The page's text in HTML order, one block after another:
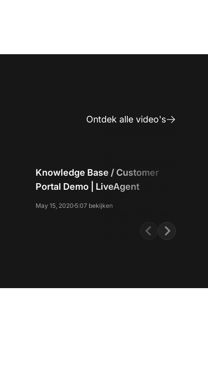
Ontdek alle video's
Knowledge Base / Customer
Portal Demo | LiveAgent
May 15, 2020 5:07 bekijken